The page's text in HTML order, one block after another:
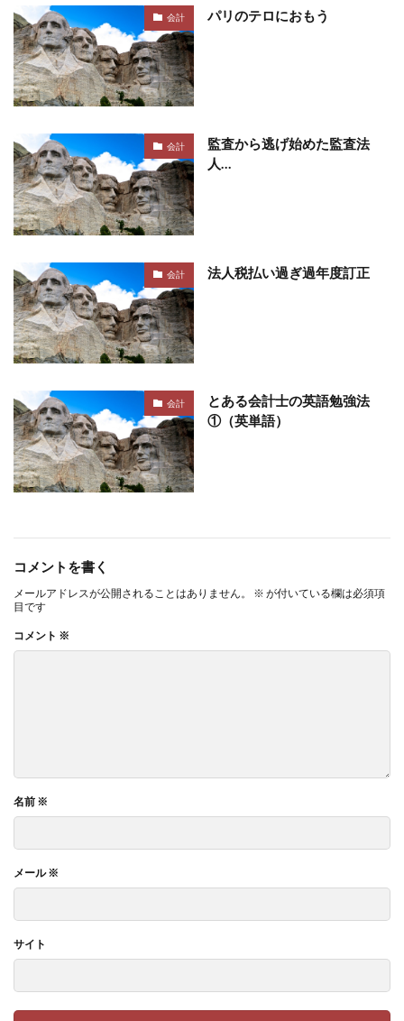
会計 パリのテロにおもう
会計
監査から逃げ始めた監査法
人…
会計 法人税払い過ぎ過年度訂正
会計
とある会計士の英語勉強法
①（英単語）
コメントを書く
メールアドレスが公開されることはありません。 ※ が付いている欄は必須項
目です
コメント ※
名前 ※
メール※
サイト